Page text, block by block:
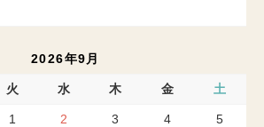
2026年9月
火 水 木 金 土
1 2 3 4 5